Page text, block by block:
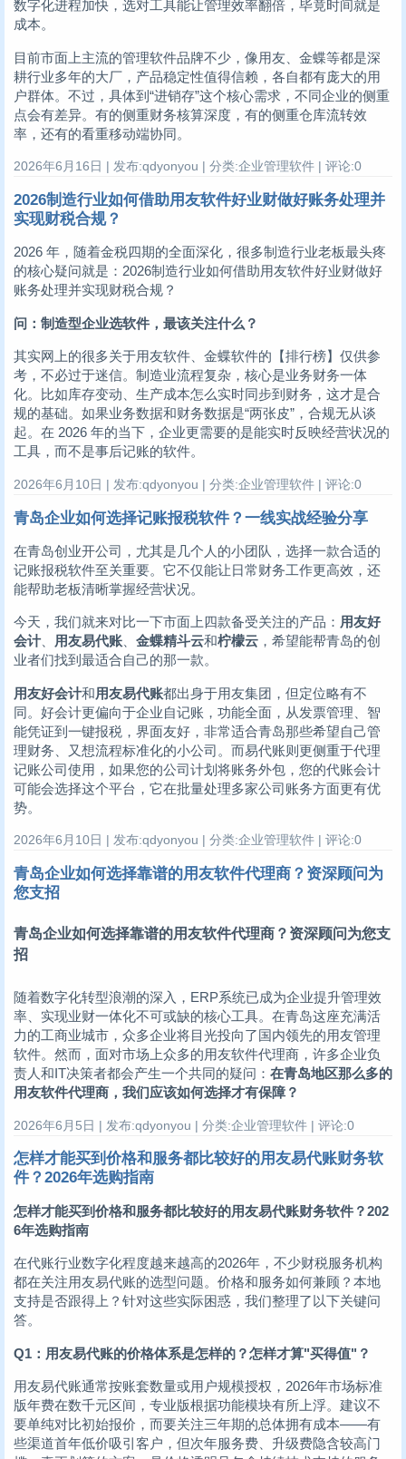
数字化进程加快，选对工具能让管理效率翻倍，毕竟时间就是
成本。
目前市面上主流的管理软件品牌不少，像用友、金蝶等都是深
耕行业多年的大厂，产品稳定性值得信赖，各自都有庞大的用
户群体。不过，具体到“进销存”这个核心需求，不同企业的侧重
点会有差异。有的侧重财务核算深度，有的侧重仓库流转效
率，还有的看重移动端协同。
2026年6月16日 | 发布:qdyonyou | 分类:企业管理软件 | 评论:0
2026制造行业如何借助用友软件好业财做好账务处理并
实现财税合规？
2026 年，随着金税四期的全面深化，很多制造行业老板最头疼
的核心疑问就是：2026制造行业如何借助用友软件好业财做好
账务处理并实现财税合规？
问：制造型企业选软件，最该关注什么？
其实网上的很多关于用友软件、金蝶软件的【排行榜】仅供参
考，不必过于迷信。制造业流程复杂，核心是业务财务一体
化。比如库存变动、生产成本怎么实时同步到财务，这才是合
规的基础。如果业务数据和财务数据是“两张皮”，合规无从谈
起。在 2026 年的当下，企业更需要的是能实时反映经营状况的
工具，而不是事后记账的软件。
2026年6月10日 | 发布:qdyonyou | 分类:企业管理软件 | 评论:0
青岛企业如何选择记账报税软件？一线实战经验分享
在青岛创业开公司，尤其是几个人的小团队，选择一款合适的
记账报税软件至关重要。它不仅能让日常财务工作更高效，还
能帮助老板清晰掌握经营状况。
今天，我们就来对比一下市面上四款备受关注的产品： 用友好
会计、 用友易代账 金蝶精斗云和柠檬云 ，希望能帮青岛的创
业者们找到最适合自己的那一款。
用友好会计和用友易代账都出身于用友集团，但定位略有不
同。好会计更偏向于企业自记账，功能全面，从发票管理、智
能凭证到一键报税，界面友好，非常适合青岛那些希望自己管
理财务、又想流程标准化的小公司。而易代账则更侧重于代理
记账公司使用，如果您的公司计划将账务外包，您的代账会计
可能会选择这个平台，它在批量处理多家公司账务方面更有优
势。
2026年6月10日 | 发布:qdyonyou | 分类:企业管理软件 | 评论:0
青岛企业如何选择靠谱的用友软件代理商？资深顾问为
您支招
青岛企业如何选择靠谱的用友软件代理商？资深顾问为您支
招
随着数字化转型浪潮的深入，ERP系统已成为企业提升管理效
率、实现业财一体化不可或缺的核心工具。在青岛这座充满活
力的工商业城市，众多企业将目光投向了国内领先的用友管理
软件。然而，面对市场上众多的用友软件代理商，许多企业负
责人和IT决策者都会产生一个共同的疑问： 在青岛地区那么多的
用友软件代理商，我们应该如何选择才有保障？
2026年6月5日 | 发布:qdyonyou | 分类:企业管理软件 | 评论:0
怎样才能买到价格和服务都比较好的用友易代账财务软
件？2026年选购指南
怎样才能买到价格和服务都比较好的用友易代账财务软件？202
6年选购指南
在代账行业数字化程度越来越高的2026年，不少财税服务机构
都在关注用友易代账的选型问题。价格和服务如何兼顾？本地
支持是否跟得上？针对这些实际困惑，我们整理了以下关键问
答。
Q1：用友易代账的价格体系是怎样的？怎样才算"买得值"？
用友易代账通常按账套数量或用户规模授权，2026年市场标准
版年费在数千元区间，专业版根据功能模块有所上浮。建议不
要单纯对比初始报价，而要关注三年期的总体拥有成本——有
些渠道首年低价吸引客户，但次年服务费、升级费隐含较高门